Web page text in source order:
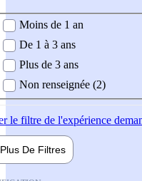
demandée
Moins de 1 an
De 1 à 3 ans
Plus de 3 ans
Non renseignée (2)
le filtre de l'expérience
Plus De Filtres